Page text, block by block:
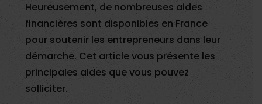
Heureusement, de nombreuses aides
financières sont disponibles en France
pour soutenir les entrepreneurs dans leur
démarche. Cet article vous présente les
principales aides que vous pouvez
solliciter.